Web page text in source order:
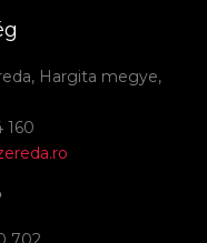
Hargita megye,
160